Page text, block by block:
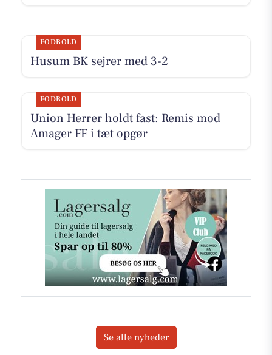
FODBOLD
Husum BK sejrer med 3-2
FODBOLD
Union Herrer holdt fast: Remis mod
Amager FF i tæt opgør
Se alle nyheder